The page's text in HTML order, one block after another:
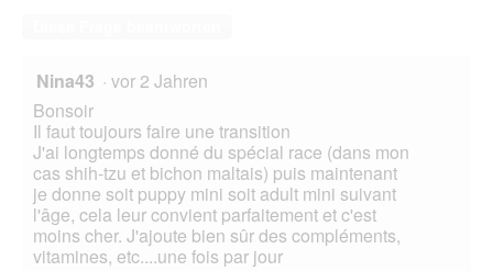
Nina43 · vor 2 Jahren
Bonsoir
Il faut toujours faire une transition
J'ai longtemps donné du spécial race (dans mon
cas shih-tzu et bichon maltais) puis maintenant
je donne soit puppy mini soit adult mini suivant
l'âge, cela leur convient parfaitement et c'est
moins cher. J'ajoute bien sûr des compléments,
vitamines, etc....une fois par jour